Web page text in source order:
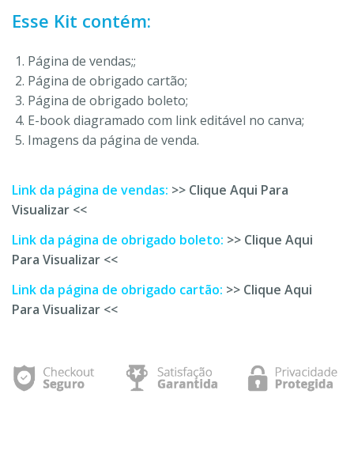
Esse Kit contém:
Página de vendas;;
Página de obrigado cartão;
Página de obrigado boleto;
E-book diagramado com link editável no canva;
Imagens da página de venda.
Link da página de vendas: >> Clique Aqui Para
Visualizar <<
Link da página de obrigado boleto: >> Clique Aqui
Para Visualizar <<
Link da página de obrigado cartão: >> Clique Aqui
Para Visualizar <<